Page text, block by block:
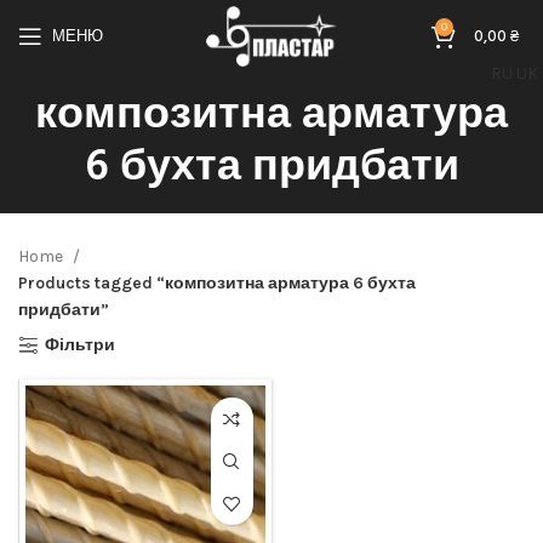
МЕНЮ 0 0,00₴
композитна арматура
6 бухта придбати
Home
Products tagged “композитна арматура 6 бухта
придбати”
Фільтри